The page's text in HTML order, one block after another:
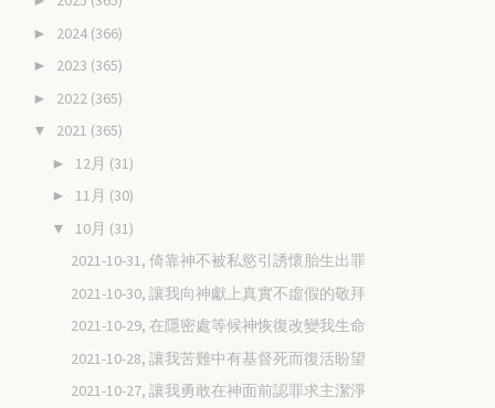
► 2024 (366)
► 2023 (365)
► 2022 (365)
▼ 2021 (365)
► 12月 (31)
► 11月 (30)
▼ 10月 (31)
2021-10-31, 倚靠神不被私慾引誘懷胎生出罪
2021-10-30, 讓我向神獻上真實不虛假的敬拜
2021-10-29, 在隱密處等候神恢復改變我生命
2021-10-28, 讓我苦難中有基督死而復活盼望
2021-10-27, 讓我勇敢在神面前認罪求主潔淨